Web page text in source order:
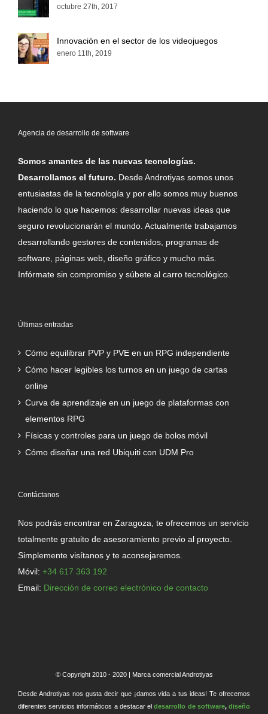
octubre 27th, 2017
Innovación en el sector de los videojuegos
enero 11th, 2019
Agencia de desarrollo de software
Somos amantes de las nuevas tecnologías.
Desarrollamos el futuro. Desde Androtiyas somos unos
entusiastas de la tecnología y por ello somos muy buenos
haciendo lo que hacemos: desarrollar nuevas ideas que
seguro revolucionarán el mundo. Actualmente trabajamos
desarrollando gestores de contenidos, programas de
software, páginas web, diseño gráfico y mucho más.
Infórmate sin compromiso y súbete al carro tecnológico.
Últimas entradas
Cómo equilibrar PVP y PVE en un RPG independiente
Cómo hacer legibles los turnos en un juego de cartas
online
Curva de aprendizaje en un juego de plataformas con
elementos RPG
Físicas y controles para un juego de bolos móvil
Cómo diseñar una red Ubiquiti con UDM Pro
Contáctanos
Nos podrás encontrar en Zaragoza, te ofrecemos un servicio
totalmente gratuito de asesoramiento previo al proyecto.
Simplemente visítanos y te aconsejaremos.
Móvil: +34 617 363 192
Email: Dirección de correo electrónico de contacto
© Copyright 2010 - 2020 | Marca comercial Androtiyas
Desde Androtiyas nos gusta decir que ¡damos vida a tus ideas! Te ofrecemos
diferentes servicios informáticos a destacar eldesarrollo de software,diseño